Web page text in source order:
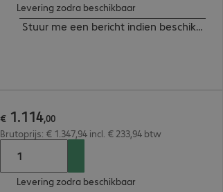
Levering zodra beschikbaar
Stuur me een bericht indien beschikbaar
€ 1.114,00
Brutoprijs: € 1.347,94 incl. € 233,94 btw
Levering zodra beschikbaar